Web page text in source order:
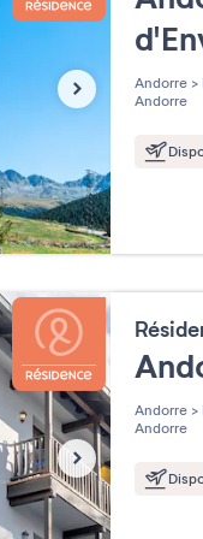
Andorre >
Andorre
Andorre >
Andorre